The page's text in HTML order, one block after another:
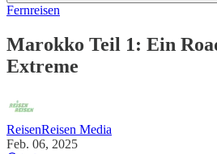
Fernreisen
Marokko Teil 1: Ein
Extreme
ReisenReisen Media
Feb. 06, 2025